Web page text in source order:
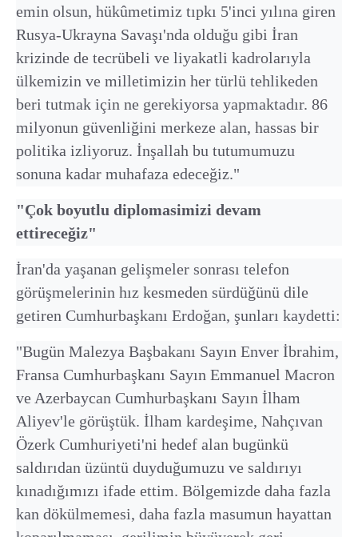
emin olsun, hükûmetimiz tıpkı 5'inci yılına giren
Rusya-Ukrayna Savaşı'nda olduğu gibi İran
krizinde de tecrübeli ve liyakatli kadrolarıyla
ülkemizin ve milletimizin her türlü tehlikeden
beri tutmak için ne gerekiyorsa yapmaktadır. 86
milyonun güvenliğini merkeze alan, hassas bir
politika izliyoruz. İnşallah bu tutumumuzu
sonuna kadar muhafaza edeceğiz."
"Çok boyutlu diplomasimizi devam
ettireceğiz"
İran'da yaşanan gelişmeler sonrası telefon
görüşmelerinin hız kesmeden sürdüğünü dile
getiren Cumhurbaşkanı Erdoğan, şunları kaydetti:
"Bugün Malezya Başbakanı Sayın Enver İbrahim,
Fransa Cumhurbaşkanı Sayın Emmanuel Macron
ve Azerbaycan Cumhurbaşkanı Sayın İlham
Aliyev'le görüştük. İlham kardeşime, Nahçıvan
Özerk Cumhuriyeti'ni hedef alan bugünkü
saldırıdan üzüntü duyduğumuzu ve saldırıyı
kınadığımızı ifade ettim. Bölgemizde daha fazla
kan dökülmemesi, daha fazla masumun hayattan